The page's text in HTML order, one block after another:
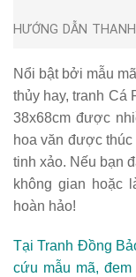
HƯỚNG DẪN
Nổi bật bởi mẫu
thủy hay,tranh Cá
38x68cm được
hoa văn được
tinh xảo. Nếu bạn
không gian hoặc
hoàn hảo!
Tại Tranh Đồng
cứu mẫu mã,